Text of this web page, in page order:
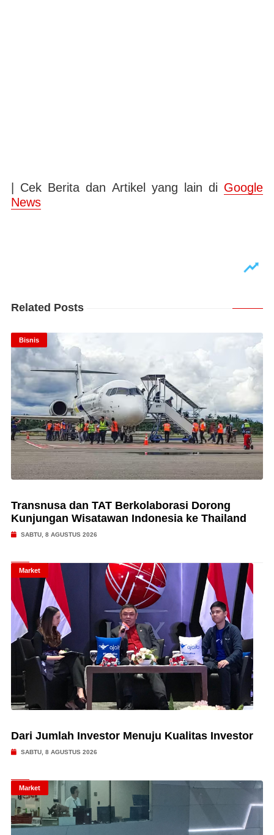
| Cek Berita dan Artikel yang lain di Google
News
Related Posts
Bisnis
Transnusa dan TAT Berkolaborasi Dorong
Kunjungan Wisatawan Indonesia ke Thailand
SABTU, 8 AGUSTUS 2026
Market
Dari Jumlah Investor Menuju Kualitas Investor
SABTU, 8 AGUSTUS 2026
Market